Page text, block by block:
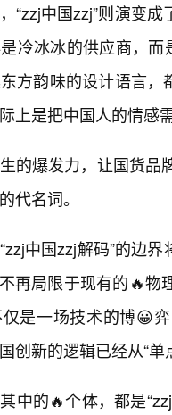
“zzj中国zzj”则演变
冷冰冰的供应商，
方韵味的设计语言，
上是把中国人的情感
的爆发力，让国货品
代名词。
中国zzj解码”的边
再局限于现有的🔥
是一场技术的博😀
创新的逻辑已经从“单
中的🔥个体，都是